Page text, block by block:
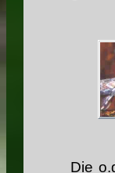
Die